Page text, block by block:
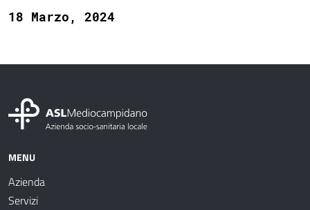
18 Marzo, 2024
MENU
Azienda
Servizi